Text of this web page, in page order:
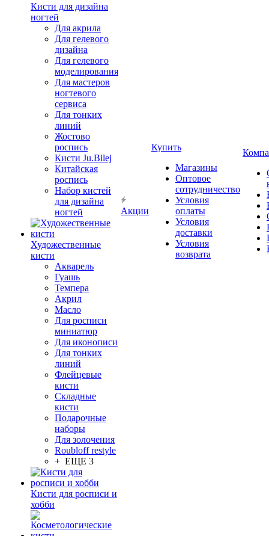
Кисти для дизайна
ногтей
Для акрила
Для гелевого
дизайна
Для гелевого
моделирования
Для мастеров
ногтевого
сервиса
Для тонких
линий
Жостово
роспись
Кисти Ju.Bilej
Китайская
роспись
Набор кистей
для дизайна
ногтей
Художественные
кисти
Акварель
Гуашь
Темпера
Акрил
Масло
Для росписи
миниатюр
Для иконописи
Для тонких
линий
Флейцевые
кисти
Складные
кисти
Подарочные
наборы
Для золочения
Roubloff restyle
+ ЕЩЕ 3
Кисти для росписи и
хобби
Акции
Купить
Магазины
Оптовое
сотрудничество
Условия
оплаты
Условия
доставки
Условия
возврата